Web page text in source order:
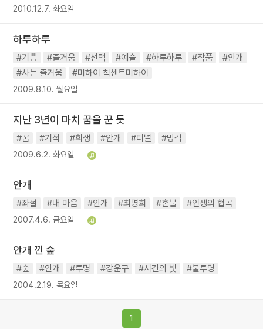
2010.12.7. 화요일
하루하루
#기쁨 #즐거움 #선택 #예술 #하루하루 #작품
#안개
#사는 즐거움
#미하이 칙센트미하이
2009.8.10. 월요일
지난 3년이 마치 꿈을 꾼 듯
#꿈 #기적 #희생 #안개 #터널 #망각
2009.6.2. 화요일
안개
#좌절 #내 마음 #안개 #최명희 #혼불 #인생의 협곡
2007.4.6. 금요일
안개 낀 숲
#숲 #안개 #투명 #강운구 #시간의 빛 #불투명
2004.2.19. 목요일
1